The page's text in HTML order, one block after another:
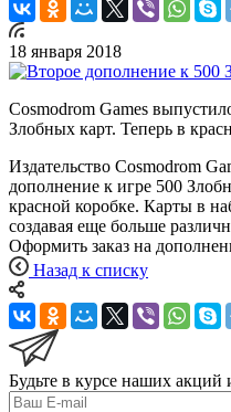
18 января 2018
Cosmodrom Games
Злобных карт. Теперь в
Издательство Cosmodrom
дополнение к игре 500
красной коробке. Карты в
создавая еще больше
Оформить заказ на
Назад к списку
Будьте в курсе наших акций